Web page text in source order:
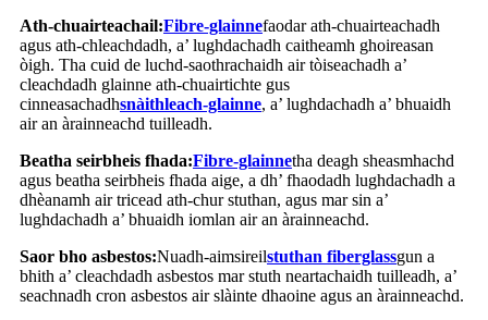
Ath-chuairteachail:Fibre-glainnefaodar ath-chuairteachadh
agus ath-chleachdadh, a’ lughdachadh caitheamh ghoireasan
òigh. Tha cuid de luchd-saothrachaidh air tòiseachadh a’
cleachdadh glainne ath-chuairtichte gus
cinneasachadhsnàithleach-glainne, a’ lughdachadh a’ bhuaidh
air an àrainneachd tuilleadh.
Beatha seirbheis fhada:Fibre-glainnetha deagh sheasmhachd
agus beatha seirbheis fhada aige, a dh’ fhaodadh lughdachadh a
dhèanamh air tricead ath-chur stuthan, agus mar sin a’
lughdachadh a’ bhuaidh iomlan air an àrainneachd.
Saor bho asbestos:Nuadh-aimsireilstuthan fiberglassgun a
bhith a’ cleachdadh asbestos mar stuth neartachaidh tuilleadh, a’
seachnadh cron asbestos air slàinte dhaoine agus an àrainneachd.